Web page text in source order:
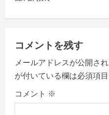
n
a
v
i
g
コメントを残す
メールアドレスが公開さ
が付いている欄は必須項
コメント ※